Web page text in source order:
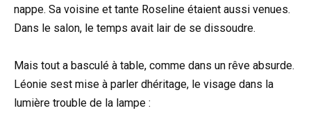
nappe. Sa voisine et tante Roseline étaient aussi venues.
Dans le salon, le temps avait lair de se dissoudre.
Mais tout a basculé à table, comme dans un rêve absurde.
Léonie sest mise à parler dhéritage, le visage dans la
lumière trouble de la lampe :